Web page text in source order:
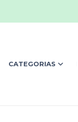
CATEGORIAS